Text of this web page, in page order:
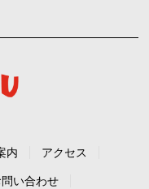
内 アクセス
問い合わせ